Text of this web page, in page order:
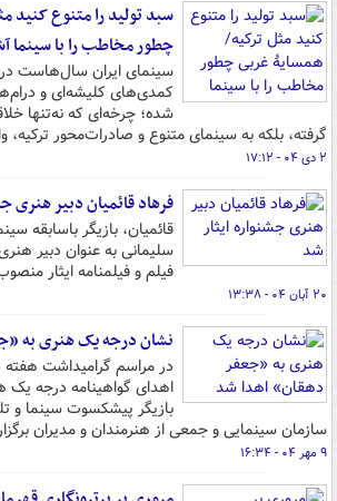
سبد تولید را متنوع کنید
چطور مخاطب را با سینما
سینمای ایران سال‌هاست
کمدی‌های کلیشه‌ای و
شده؛ چرخه‌ای که نه‌تنها
گرفته، بلکه به سینمای متنوع و صادرات‌محور ترکیه،
۲ دی ۰۴ - ۱۷:۱۲
فرهاد قائمیان دبیر هنری
قائمیان، بازیگر باسابقه
سلیمانی به عنوان دبیر
فیلم و فیلمنامه ایثار
۲۰ آبان ۰۴ - ۱۳:۳۸
نشان درجه‌ یک هنری به
در مراسم گرامیداشت
اهدای گواهینامه درجه
بازیگر پیشکسوت سینما و
سازمان سینمایی و جمعی از هنرمندان و مدیران
۹ مهر ۰۴ - ۱۶:۳۴